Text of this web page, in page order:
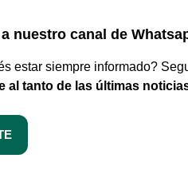
nuestro canal de
estar siempre informado?
al tanto de las últimas